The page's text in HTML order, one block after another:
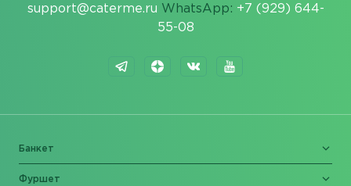
support@caterme.ru WhatsApp: +7 (929) 644-
55-08
Банкет
Фуршет